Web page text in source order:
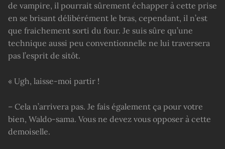
de vampire, il pourrait sûrement échapper à cette prise
en se brisant délibérément le bras, cependant, il n’est
que fraichement sorti du four. Je suis sûre qu’une
technique aussi peu conventionnelle ne lui traversera
pas l’esprit de sitôt.
« Ugh, laisse-moi partir !
– Cela n’arrivera pas. Je fais également ça pour votre
bien, Waldo-sama. Vous ne devez vous opposer à cette
demoiselle.